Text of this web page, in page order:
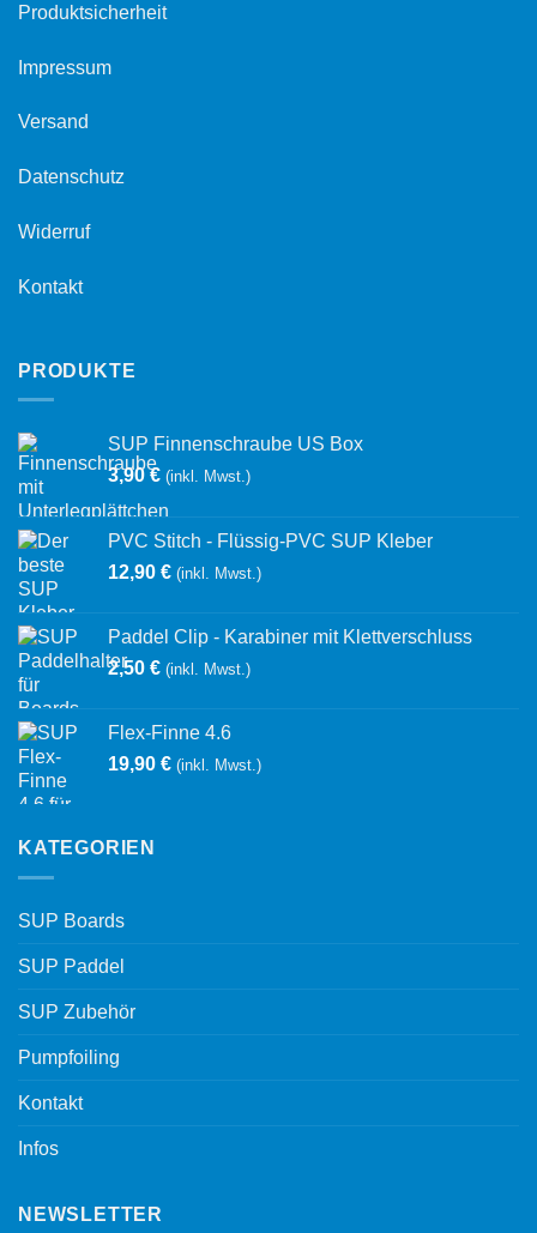
Produktsicherheit
Impressum
Versand
Datenschutz
Widerruf
Kontakt
PRODUKTE
SUP Finnenschraube US Box
3,90€ (inkl. Mwst.)
PVC Stitch - Flüssig-PVC SUP Kleber
12,90 € (inkl. Mwst.)
Paddel Clip - Karabiner mit Klettverschluss
2,50 € (inkl. Mwst.)
Flex-Finne 4.6
19,90 € (inkl. Mwst.)
KATEGORIEN
SUP Boards
SUP Paddel
SUP Zubehör
Pumpfoiling
Kontakt
Infos
NEWSLETTER